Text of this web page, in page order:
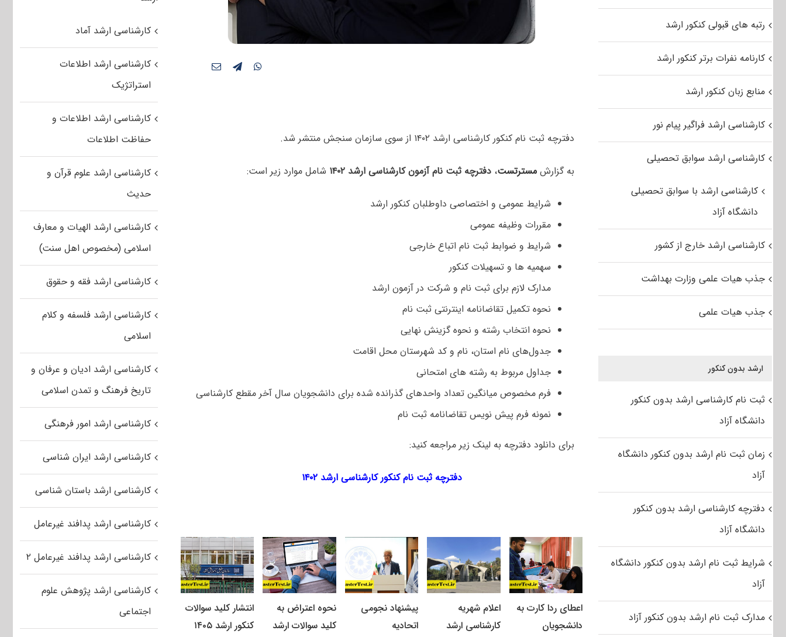
دفترچه ثبت نام کنکور کارشناسی ارشد ۱۴۰۲ از سوی سازمان سنجش منتشر شد.
به گزارش مسترتست، دفترچه ثبت نام آزمون کارشناسی ارشد ۱۴۰۲ شامل موارد زیر است:
شرایط عمومی و اختصاصی داوطلبان کنکور ارشد
مقررات وظیفه عمومی
شرایط و ضوابط ثبت نام اتباع خارجی
سهمیه ها و تسهیلات کنکور
مدارک لازم برای ثبت نام و شرکت در آزمون ارشد
نحوه تکمیل تقاضانامه اینترنتی ثبت نام
نحوه انتخاب رشته و نحوه گزینش نهایی
جدول‌های نام استان، نام و کد شهرستان محل اقامت
جداول مربوط به رشته های امتحانی
فرم مخصوص میانگین تعداد واحدهای گذرانده شده برای دانشجویان سال آخر مقطع کارشناسی
نمونه فرم پیش نویس تقاضانامه ثبت نام
برای دانلود دفترچه به لینک زیر مراجعه کنید:
دفترچه ثبت نام کنکور کارشناسی ارشد ۱۴۰۲
اعطای ردا کارت به
دانشجویان
اعلام شهریه
کارشناسی ارشد
پیشنهاد نجومی
اتحادیه
نحوه اعتراض به
کلید سوالات ارشد
انتشار کلید سوالات
کنکور ارشد ۱۴۰۵
کارشناسی ارشد آماد
کارشناسی ارشد اطلاعات
استراتژیک
کارشناسی ارشد اطلاعات و
حفاظت اطلاعات
کارشناسی ارشد علوم قرآن و
حدیث
کارشناسی ارشد الهیات و معارف
اسلامی (مخصوص اهل سنت)
کارشناسی ارشد فقه و حقوق
کارشناسی ارشد فلسفه و کلام
اسلامی
کارشناسی ارشد ادیان و عرفان و
تاریخ فرهنگ و تمدن اسلامی
کارشناسی ارشد امور فرهنگی
کارشناسی ارشد ایران شناسی
کارشناسی ارشد باستان شناسی
کارشناسی ارشد پدافند غیرعامل
کارشناسی ارشد پدافند غیرعامل ۲
کارشناسی ارشد پژوهش علوم
اجتماعی
رتبه های قبولی کنکور ارشد
کارنامه نفرات برتر کنکور ارشد
منابع زبان کنکور ارشد
کارشناسی ارشد فراگیر پیام نور
کارشناسی ارشد سوابق تحصیلی
کارشناسی ارشد با سوابق تحصیلی
دانشگاه آزاد
کارشناسی ارشد خارج از کشور
جذب هیات علمی وزارت بهداشت
جذب هیات علمی
ارشد بدون کنکور
ثبت نام کارشناسی ارشد بدون کنکور
دانشگاه آزاد
زمان ثبت نام ارشد بدون کنکور دانشگاه
آزاد
دفترچه کارشناسی ارشد بدون کنکور
دانشگاه آزاد
شرایط ثبت نام ارشد بدون کنکور دانشگاه
آزاد
مدارک ثبت نام ارشد بدون کنکور آزاد